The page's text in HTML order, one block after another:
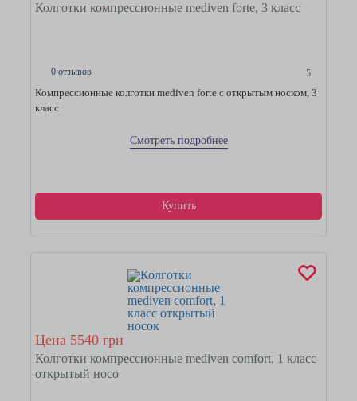
Колготки компрессионные mediven forte, 3 класс
0 отзывов 5
Компрессионные колготки mediven forte с открытым носком, 3
класс
Смотреть подробнее
Купить
Цена 5540 грн
Колготки компрессионные mediven comfort, 1 класс
открытый носо